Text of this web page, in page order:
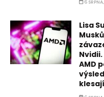
6
Lisa
AMD
klesají